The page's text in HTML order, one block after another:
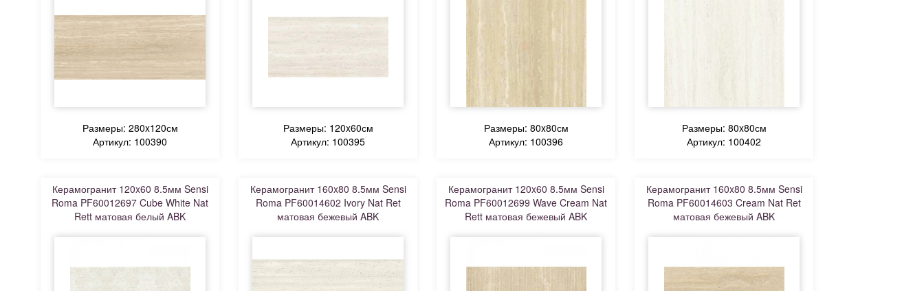
Размеры: 280x120см
Артикул: 100390
Размеры: 120x60см
Артикул: 100395
Размеры: 80x80см
Артикул: 100396
Размеры: 80x80см
Артикул: 100402
Керамогранит 120x60 8.5мм Sensi
Roma PF60012697 Cube White Nat
Rett матовая белый ABK
Керамогранит 160x80 8.5мм Sensi
Roma PF60014602 Ivory Nat Ret
матовая бежевый ABK
Керамогранит 120x60 8.5мм Sensi
Roma PF60012699 Wave Cream Nat
Rett матовая бежевый ABK
Керамогранит 160x80 8.5мм Sensi
Roma PF60014603 Cream Nat Ret
матовая бежевый ABK